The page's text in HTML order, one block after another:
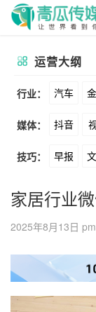
运营大纲
行业： 汽车
动漫
酒旅
广告
媒体： 抖音
公众号
Soul
美图
Tiktok
技巧： 早报
卖货
涨粉
数据
家居行业
2025年8月13日